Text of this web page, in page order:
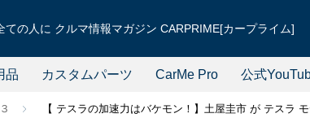
ての人に クルマ情報マガジン CARPRIME[カープライム]
品 カスタムパーツ CarMe Pro 公式
【 テスラの加速力はバケモン！】土屋圭市 が テスラ